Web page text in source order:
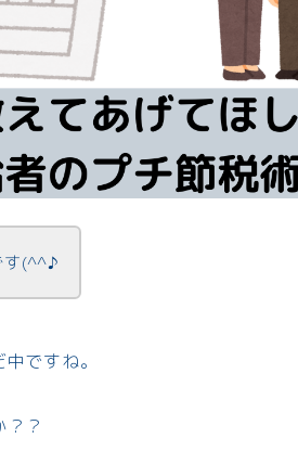
す(^^♪
ですね。
？